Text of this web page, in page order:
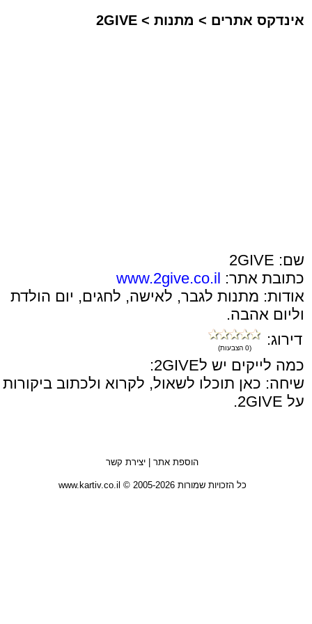
אינדקס אתרים > מתנות >
2GIVE
שם: 2GIVE
כתובת אתר: www.2give.co.il
אודות: מתנות לגבר, לאישה, לחגים, יום הולדת
וליום אהבה.
דירוג:
(0 הצבעות)
כמה לייקים יש ל2GIVE:
שיחה: כאן תוכלו לשאול, לקרוא ולכתוב ביקורות
על 2GIVE.
הוספת אתר | יצירת קשר
כל הזכויות שמורות 2005-2026 © www.kartiv.co.il